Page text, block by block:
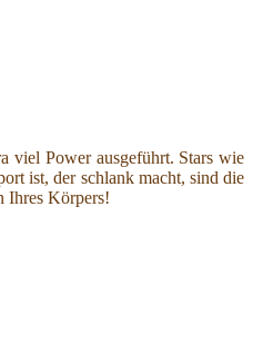
viel Power ausgeführt. Stars wie
ist, der schlank macht, sind die
Ihres Körpers!